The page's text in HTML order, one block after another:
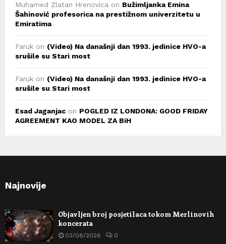
Muhamed Zlatan Hrenovica on Bužimljanka Emina
Šahinović profesorica na prestižnom univerzitetu u
Emiratima
Faruk on (Video) Na današnji dan 1993. jedinice HVO-a
srušile su Stari most
Faruk on (Video) Na današnji dan 1993. jedinice HVO-a
srušile su Stari most
Esad Jaganjac on POGLED IZ LONDONA: GOOD FRIDAY
AGREEMENT KAO MODEL ZA BiH
Najnovije
Objavljen broj posjetilaca tokom Merlinovih
koncerata
03/08/2026 0